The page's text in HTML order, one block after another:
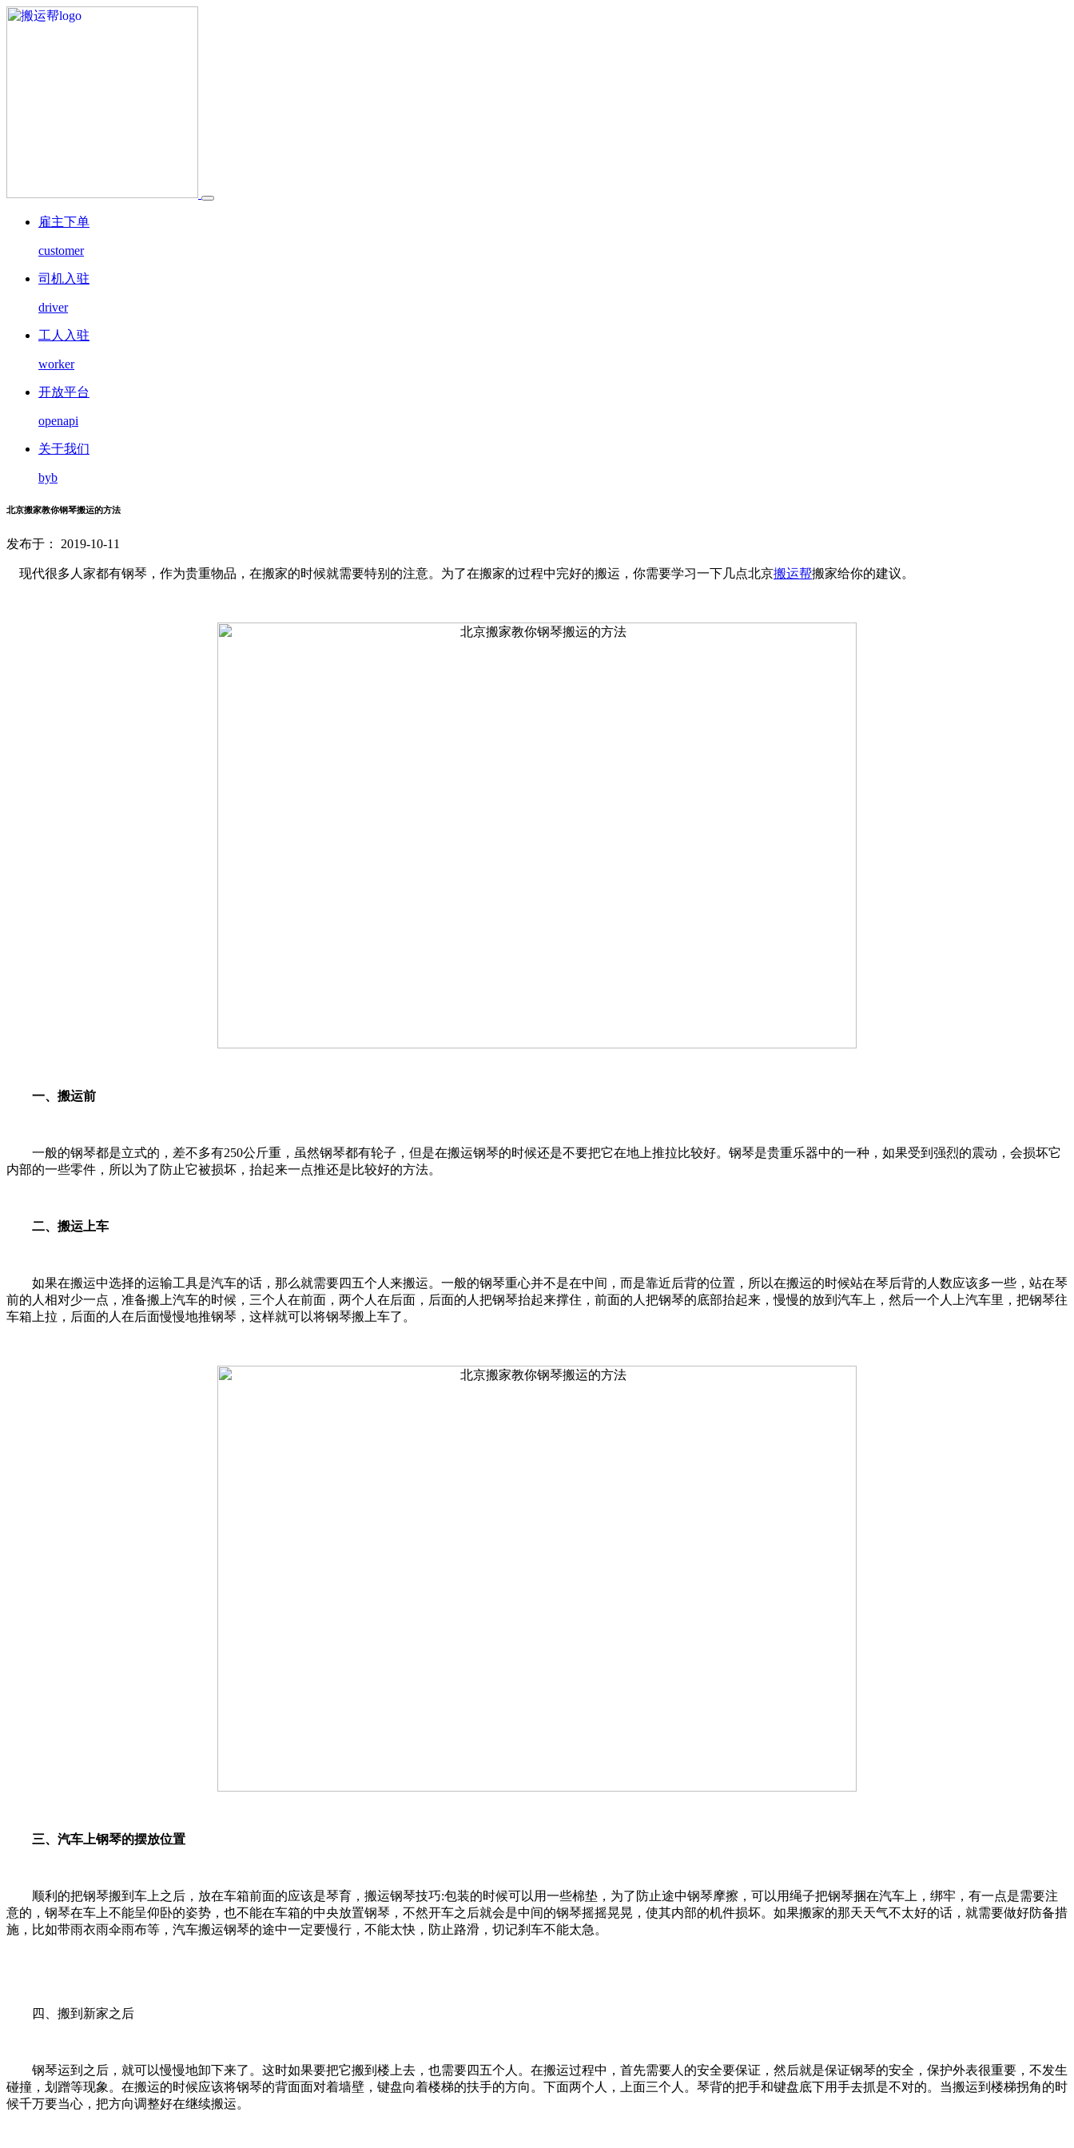
雇主下单
customer
司机入驻
driver
工人入驻
worker
开放平台
openapi
关于我们
byb
北京搬家教你钢琴搬运的方法
发布于： 2019-10-11
现代很多人家都有钢琴，作为贵重物品，在搬家的时候就需要特别的注意。为了在搬家的过程中完好的搬运，你需要学习一下几点北京搬运帮搬家给你的建议。
一、搬运前
一般的钢琴都是立式的，差不多有250公斤重，虽然钢琴都有轮子，但是在搬运钢琴的时候还是不要把它在地上推拉比较好。钢琴是贵重乐器中的一种，如果受到强烈的震动，会损坏它
内部的一些零件，所以为了防止它被损坏，抬起来一点推还是比较好的方法。
二、搬运上车
如果在搬运中选择的运输工具是汽车的话，那么就需要四五个人来搬运。一般的钢琴重心并不是在中间，而是靠近后背的位置，所以在搬运的时候站在琴后背的人数应该多一些，站在琴
前的人相对少一点，准备搬上汽车的时候，三个人在前面，两个人在后面，后面的人把钢琴抬起来撑住，前面的人把钢琴的底部抬起来，慢慢的放到汽车上，然后一个人上汽车里，把钢琴往
车箱上拉，后面的人在后面慢慢地推钢琴，这样就可以将钢琴搬上车了。
三、汽车上钢琴的摆放位置
顺利的把钢琴搬到车上之后，放在车箱前面的应该是琴育，搬运钢琴技巧:包装的时候可以用一些棉垫，为了防止途中钢琴摩擦，可以用绳子把钢琴捆在汽车上，绑牢，有一点是需要注
意的，钢琴在车上不能呈仰卧的姿势，也不能在车箱的中央放置钢琴，不然开车之后就会是中间的钢琴摇摇晃晃，使其内部的机件损坏。如果搬家的那天天气不太好的话，就需要做好防备措
施，比如带雨衣雨伞雨布等，汽车搬运钢琴的途中一定要慢行，不能太快，防止路滑，切记刹车不能太急。
四、搬到新家之后
钢琴运到之后，就可以慢慢地卸下来了。这时如果要把它搬到楼上去，也需要四五个人。在搬运过程中，首先需要人的安全要保证，然后就是保证钢琴的安全，保护外表很重要，不发生
碰撞，划蹭等现象。在搬运的时候应该将钢琴的背面面对着墙壁，键盘向着楼梯的扶手的方向。下面两个人，上面三个人。琴背的把手和键盘底下用手去抓是不对的。当搬运到楼梯拐角的时
候千万要当心，把方向调整好在继续搬运。